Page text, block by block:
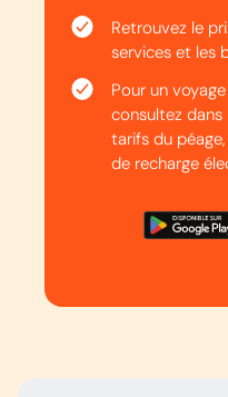
Retrouvez le
services et les
Pour un
consultez dans
tarifs du
de recharge